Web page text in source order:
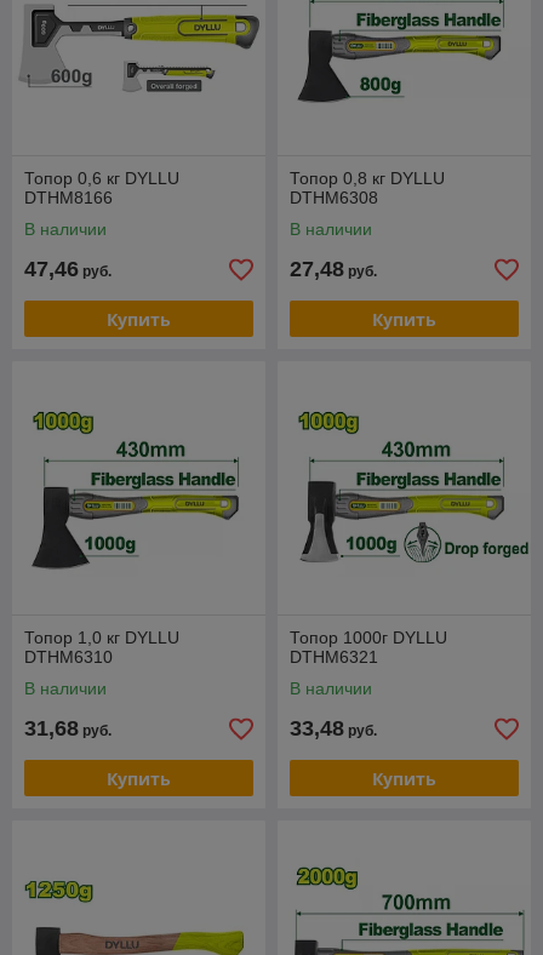
Топор 0,6 кг DYLLU
DTHM8166
В наличии
47,46 руб.
Купить
Топор 0,8 кг DYLLU
DTHM6308
В наличии
27,48 руб.
Купить
Топор 1,0 кг DYLLU
DTHM6310
В наличии
31,68 руб.
Купить
Топор 1000г DYLLU
DTHM6321
В наличии
33,48 руб.
Купить